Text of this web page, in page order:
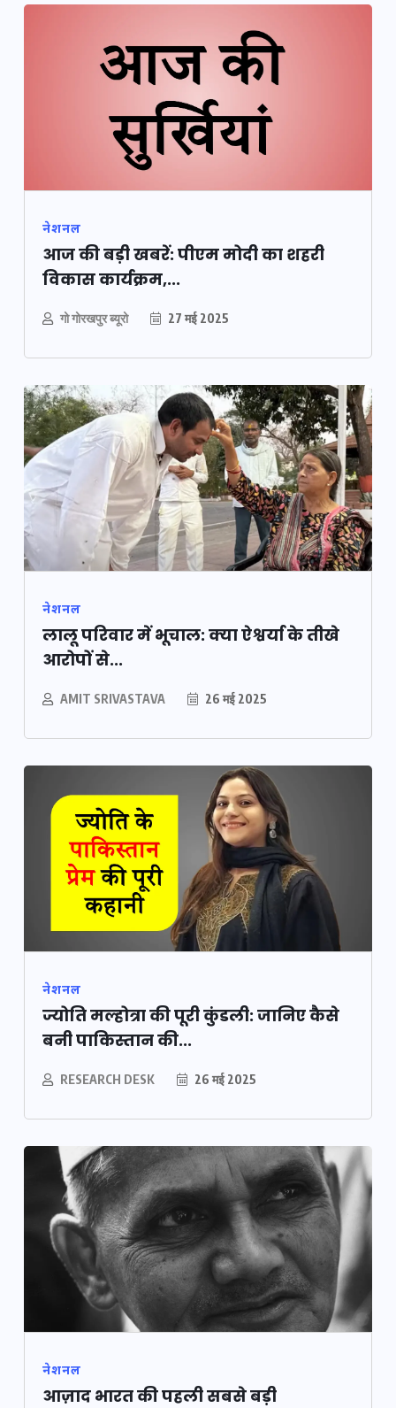
नेशनल
आज की बड़ी खबरें: पीएम मोदी का शहरी
विकास कार्यक्रम,...
गो गोरखपुर ब्यूरो 27 मई 2025
नेशनल
लालू परिवार में भूचाल: क्या ऐश्वर्या के तीखे
आरोपों से...
AMIT SRIVASTAVA 26 मई 2025
नेशनल
ज्योति मल्होत्रा की पूरी कुंडली: जानिए कैसे
बनी पाकिस्तान की...
RESEARCH DESK 26 मई 2025
नेशनल
आज़ाद भारत की पहली सबसे बड़ी